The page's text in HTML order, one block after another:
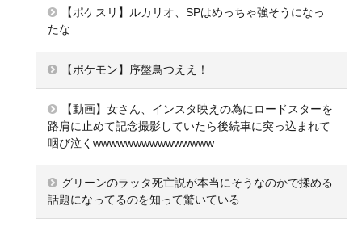
【ポケスリ】ルカリオ、SPはめっちゃ強そうになっ
たな
【ポケモン】序盤鳥つええ！
【動画】女さん、インスタ映えの為にロードスターを
路肩に止めて記念撮影していたら後続車に突っ込まれて
咽び泣くwwwwwwwwwwwwwww
グリーンのラッタ死亡説が本当にそうなのかで揉める
話題になってるのを知って驚いている